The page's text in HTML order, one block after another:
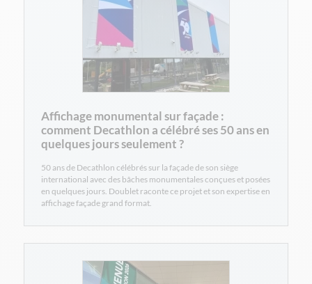
Affichage monumental sur façade :
comment Decathlon a célébré ses 50 ans en
quelques jours seulement ?
50 ans de Decathlon célébrés sur la façade de son siège
international avec des bâches monumentales conçues et posées
en quelques jours. Doublet raconte ce projet et son expertise en
affichage façade grand format.